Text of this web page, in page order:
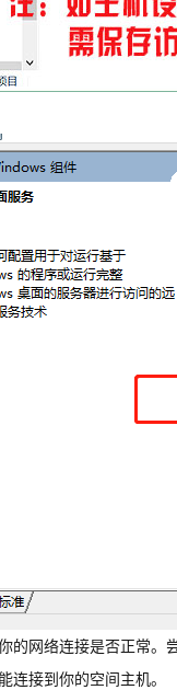
的网络连接是否正常。
连接到你的空间主机。